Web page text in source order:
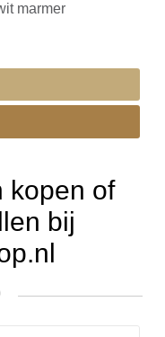
marmer
kopen of
bij